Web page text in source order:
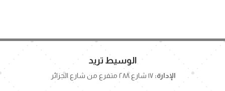
الوسيط تريد
الإدارة: